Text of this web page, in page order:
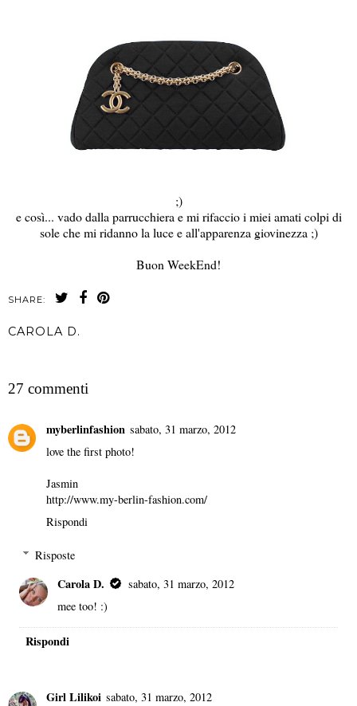
;)
e così... vado dalla parrucchiera e mi rifaccio i miei amati colpi di
sole che mi ridanno la luce e all'apparenza giovinezza ;)
Buon WeekEnd!
SHARE:
CAROLA D.
27 commenti
myberlinfashion sabato, 31 marzo, 2012
love the first photo!
Jasmin
http://www.my-berlin-fashion.com/
Rispondi
Risposte
Carola D.
sabato, 31 marzo, 2012
mee too! :)
Rispondi
Girl Lilikoi sabato, 31 marzo, 2012